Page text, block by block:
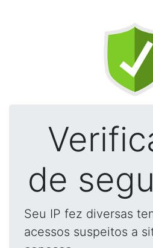
de
Seu IP fez diversas
acessos suspeitos a